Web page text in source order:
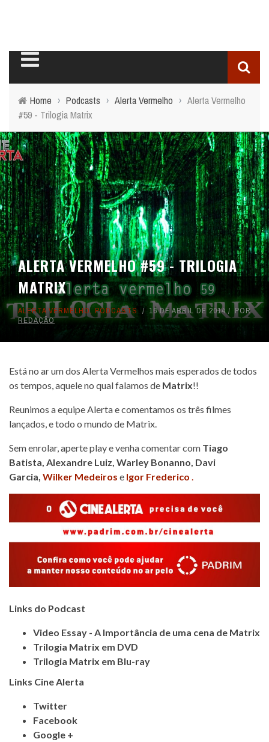
Home › Podcasts › Alerta Vermelho › Alerta Vermelho
#59 - Trilogia Matrix
ALERTA VERMELHO #59 - TRILOGIA
MATRIX
ALERTA VERMELHO, PODCASTS 16 DE ABRIL DE 2014
POR
REDAÇÃO
Está no ar um dos Alerta Vermelhos mais esperados de todos
os tempos, aquele no qual falamos de Matrix!!
Reunimos a equipe Alerta e comentamos os três filmes
lançados, e todo o mundo de Matrix.
Sem enrolar, aperte play e venha comentar com Tiago
Batista, Alexandre Luiz, Warley Bonanno, Davi
Garcia, Wilker Medeiros e Igor Frederico .
Links do Podcast
Video Essay - A Importância de uma cena de Matrix
Trilogia Matrix em DVD
Trilogia Matrix em Blu-ray
Links Cine Alerta
Twitter
Facebook
Google +